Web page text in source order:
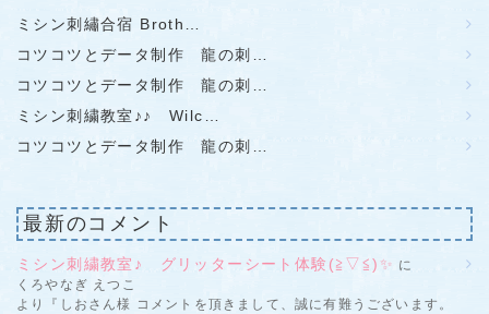
ミシン刺繡合宿 Broth…
コツコツとデータ制作 龍の刺…
コツコツとデータ制作 龍の刺…
ミシン刺繍教室♪♪ Wilc…
コツコツとデータ制作 龍の刺…
最新のコメント
ミシン刺繍教室♪ グリッターシート体験(≧▽≦)✨ に
くろやなぎ えつこ
より『しおさん様 コメントを頂きまして、誠に有難うございます。